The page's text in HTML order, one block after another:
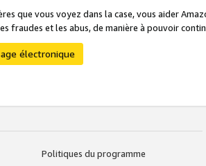
que vous voyez dans la case, vous aider
fraudes et les abus, de manière à pouvoir
électronique
Politiques du programme